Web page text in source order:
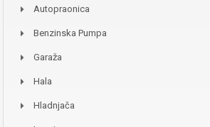
Autopraonica
Benzinska Pumpa
Garaža
Hala
Hladnjača